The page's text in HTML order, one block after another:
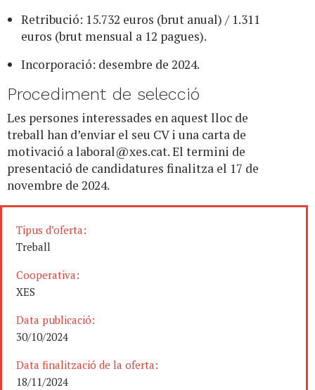
Retribució: 15.732 euros (brut anual) / 1.311
euros (brut mensual a 12 pagues).
Incorporació: desembre de 2024.
Procediment de selecció
Les persones interessades en aquest lloc de
treball han d’enviar el seu CV i una carta de
motivació a laboral@xes.cat. El termini de
presentació de candidatures finalitza el 17 de
novembre de 2024.
Tipus d’oferta:
Treball
Cooperativa:
XES
Data publicació:
30/10/2024
Data finalització de la oferta:
18/11/2024